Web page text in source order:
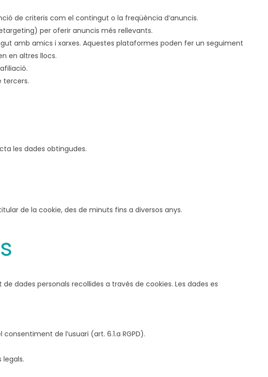
de criteris com el contingut o la freqüència d’anuncis.
per oferir anuncis més rellevants.
amb amics i xarxes. Aquestes plataformes poden fer un seguiment
en altres llocs.
tercers.
les dades obtingudes.
de la cookie, des de minuts fins a diversos anys.
dades personals recollides a través de cookies. Les dades es
de l’usuari (art. 6.1.a RGPD).